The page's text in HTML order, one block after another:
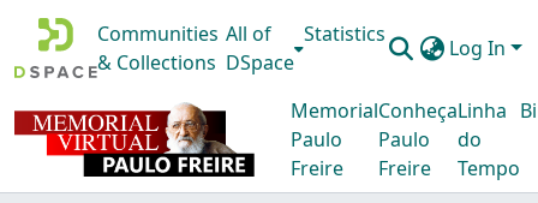
Communities
& Collections
All of
DSpace
Statistics
Log In
Memorial
Paulo
Freire
Conheça
Paulo
Freire
Linha
do
Tempo